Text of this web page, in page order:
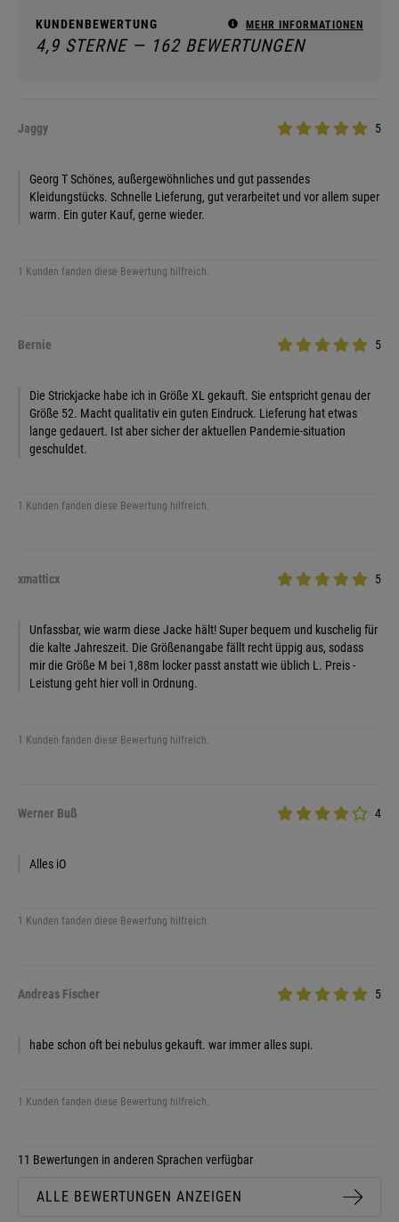
KUNDENBEWERTUNG MEHR INFORMATIONEN
4,9 STERNE — 162 BEWERTUNGEN
Jaggy 5
Georg T Schönes, außergewöhnliches und gut passendes
Kleidungstücks. Schnelle Lieferung, gut verarbeitet und vor allem super
warm. Ein guter Kauf, gerne wieder.
1 Kunden fanden diese Bewertung hilfreich.
Bernie 5
Die Strickjacke habe ich in Größe XL gekauft. Sie entspricht genau der
Größe 52. Macht qualitativ ein guten Eindruck. Lieferung hat etwas
lange gedauert. Ist aber sicher der aktuellen Pandemie-situation
geschuldet.
1 Kunden fanden diese Bewertung hilfreich.
xmatticx 5
Unfassbar, wie warm diese Jacke hält! Super bequem und kuschelig für
die kalte Jahreszeit. Die Größenangabe fällt recht üppig aus, sodass
mir die Größe M bei 1,88m locker passt anstatt wie üblich L. Preis -
Leistung geht hier voll in Ordnung.
1 Kunden fanden diese Bewertung hilfreich.
Werner Buß 4
Alles iO
1 Kunden fanden diese Bewertung hilfreich.
Andreas Fischer 5
habe schon oft bei nebulus gekauft. war immer alles supi.
1 Kunden fanden diese Bewertung hilfreich.
11 Bewertungen in anderen Sprachen verfügbar
ALLE BEWERTUNGEN ANZEIGEN